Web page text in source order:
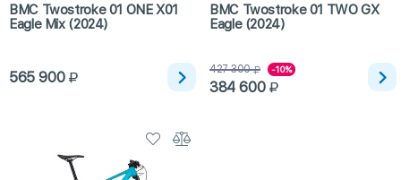
BMC Twostroke 01 ONE X01
Eagle Mix (2024)
565 900
BMC Twostroke 01 TWO GX
Eagle (2024)
427 300 -10%
384 600